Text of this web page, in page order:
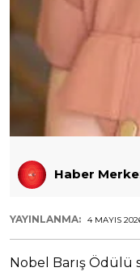
Haber
YAYINLANMA: 4 MAYIS
Nobel Barış Ödülü